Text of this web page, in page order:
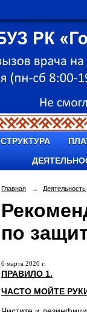
СТРУКТУРА
Главная → Деятельность
по
6 марта 2020 г.
ПРАВИЛО 1.
ЧАСТО МОЙТЕ